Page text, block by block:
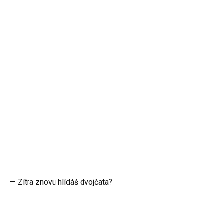
— Zítra znovu hlídáš dvojčata?